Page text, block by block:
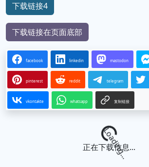
下载链接4
下载链接在页面底部
facebook linkedin mastodon
pinterest reddit telegram
vkontakte whatsapp 复制链接
Loading...
正在下载信息...